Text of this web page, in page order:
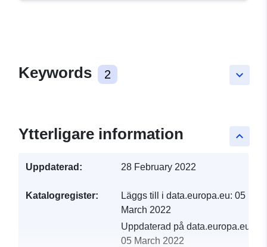
keyboard_arrow_down
Keywords 2
keyboard_arrow_up
Ytterligare information
Uppdaterad: 28 February 2022
Katalogregister: Läggs till i data.europa.eu: 05
March 2022
Uppdaterad på data.europa.eu:
05 March 2022